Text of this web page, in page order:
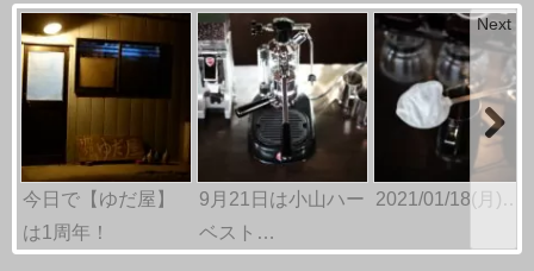
今日で【ゆだ屋】
は1周年！
9月21日は小山ハー
ベスト…
2021/01/18(月)…
Next